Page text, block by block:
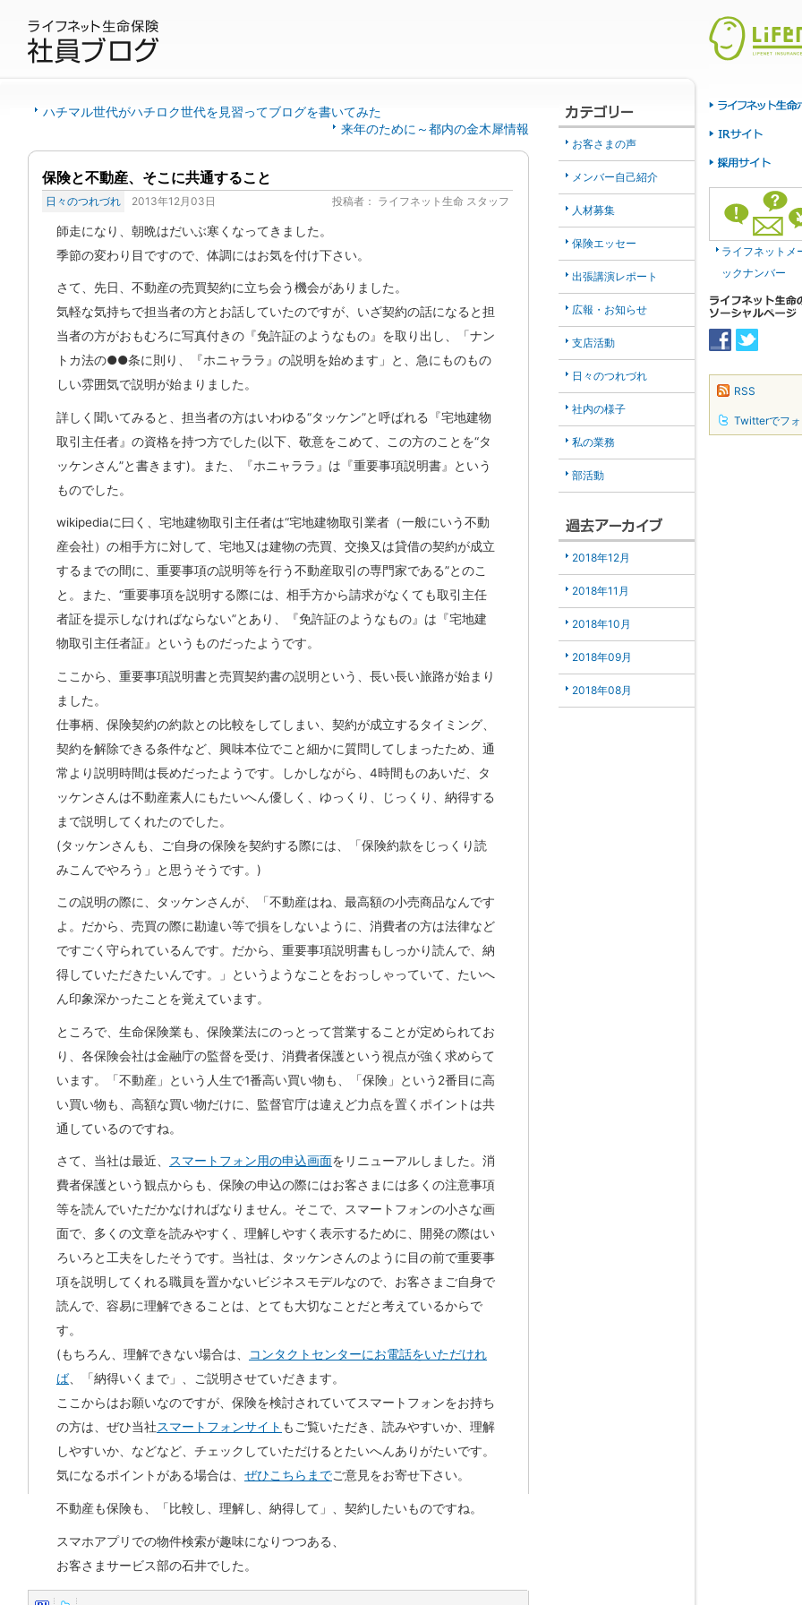
ハチマル世代がハチロク世代を見習ってブログを書いてみた
来年のために～都内の金木犀情報
保険と不動産、そこに共通すること
日々のつれづれ 2013年12月03日 投稿者： ライフネット生命 スタッフ
師走になり、朝晩はだいぶ寒くなってきました。
季節の変わり目ですので、体調にはお気を付け下さい。
さて、先日、不動産の売買契約に立ち会う機会がありました。
気軽な気持ちで担当者の方とお話していたのですが、いざ契約の話になると担
当者の方がおもむろに写真付きの『免許証のようなもの』を取り出し、「ナン
トカ法の●●条に則り、『ホニャララ』の説明を始めます」と、急にものもの
しい雰囲気で説明が始まりました。
詳しく聞いてみると、担当者の方はいわゆる“タッケン”と呼ばれる『宅地建物
取引主任者』の資格を持つ方でした(以下、敬意をこめて、この方のことを“タ
ッケンさん”と書きます)。また、『ホニャララ』は『重要事項説明書』という
ものでした。
wikipediaに曰く、宅地建物取引主任者は“宅地建物取引業者（一般にいう不動
産会社）の相手方に対して、宅地又は建物の売買、交換又は貸借の契約が成立
するまでの間に、重要事項の説明等を行う不動産取引の専門家である”とのこ
と。また、“重要事項を説明する際には、相手方から請求がなくても取引主任
者証を提示しなければならない”とあり、『免許証のようなもの』は『宅地建
物取引主任者証』というものだったようです。
ここから、重要事項説明書と売買契約書の説明という、長い長い旅路が始まり
ました。
仕事柄、保険契約の約款との比較をしてしまい、契約が成立するタイミング、
契約を解除できる条件など、興味本位でこと細かに質問してしまったため、通
常より説明時間は長めだったようです。しかしながら、4時間ものあいだ、タ
ッケンさんは不動産素人にもたいへん優しく、ゆっくり、じっくり、納得する
まで説明してくれたのでした。
(タッケンさんも、ご自身の保険を契約する際には、「保険約款をじっくり読
みこんでやろう」と思うそうです。)
この説明の際に、タッケンさんが、「不動産はね、最高額の小売商品なんです
よ。だから、売買の際に勘違い等で損をしないように、消費者の方は法律など
ですごく守られているんです。だから、重要事項説明書もしっかり読んで、納
得していただきたいんです。」というようなことをおっしゃっていて、たいへ
ん印象深かったことを覚えています。
ところで、生命保険業も、保険業法にのっとって営業することが定められてお
り、各保険会社は金融庁の監督を受け、消費者保護という視点が強く求めらて
います。「不動産」という人生で1番高い買い物も、「保険」という2番目に高
い買い物も、高額な買い物だけに、監督官庁は違えど力点を置くポイントは共
通しているのですね。
さて、当社は最近、 スマートフォン用の申込画面をリニューアルしました。消
費者保護という観点からも、保険の申込の際にはお客さまには多くの注意事項
等を読んでいただかなければなりません。そこで、スマートフォンの小さな画
面で、多くの文章を読みやすく、理解しやすく表示するために、開発の際はい
ろいろと工夫をしたそうです。当社は、タッケンさんのように目の前で重要事
項を説明してくれる職員を置かないビジネスモデルなので、お客さまご自身で
読んで、容易に理解できることは、とても大切なことだと考えているからで
す。
(もちろん、理解できない場合は、
コンタクトセンターにお電話をいただけれ
ば、「納得いくまで」、ご説明させていだきます。
ここからはお願いなのですが、保険を検討されていてスマートフォンをお持ち
の方は、ぜひ当社スマートフォンサイト もご覧いただき、読みやすいか、理解
しやすいか、などなど、チェックしていただけるとたいへんありがたいです。
気になるポイントがある場合は、 ぜひこちらまでご意見をお寄せ下さい。
不動産も保険も、「比較し、理解し、納得して」、契約したいものですね。
スマホアプリでの物件検索が趣味になりつつある、
お客さまサービス部の石井でした。
お客さまの声
メンバー自己紹介
人材募集
保険エッセー
出張講演レポート
広報・お知らせ
支店活動
日々のつれづれ
社内の様子
私の業務
部活動
2018年12月
2018年11月
2018年10月
2018年09月
2018年08月
ライフネットメ
ックナンバー
RSS
Twitterでフ